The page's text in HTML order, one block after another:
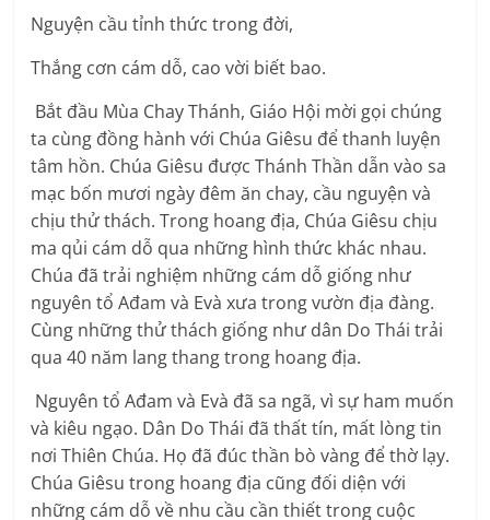
Nguyện cầu tỉnh thức trong đời,
Thắng cơn cám dỗ, cao vời biết bao.
Bắt đầu Mùa Chay Thánh, Giáo Hội mời gọi chúng
ta cùng đồng hành với Chúa Giêsu để thanh luyện
tâm hồn. Chúa Giêsu được Thánh Thần dẫn vào sa
mạc bốn mươi ngày đêm ăn chay, cầu nguyện và
chịu thử thách. Trong hoang địa, Chúa Giêsu chịu
ma qủi cám dỗ qua những hình thức khác nhau.
Chúa đã trải nghiệm những cám dỗ giống như
nguyên tổ Ađam và Evà xưa trong vườn địa đàng.
Cùng những thử thách giống như dân Do Thái trải
qua 40 năm lang thang trong hoang địa.
Nguyên tổ Ađam và Evà đã sa ngã, vì sự ham muốn
và kiêu ngạo. Dân Do Thái đã thất tín, mất lòng tin
nơi Thiên Chúa. Họ đã đúc thần bò vàng để thờ lạy.
Chúa Giêsu trong hoang địa cũng đối diện với
những cám dỗ về nhu cầu cần thiết trong cuộc